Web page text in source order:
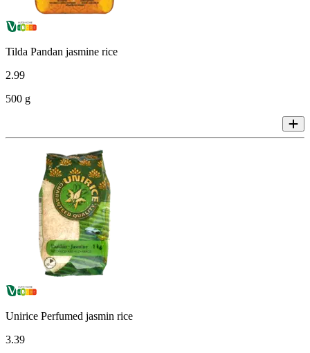
Tilda Pandan jasmine rice
2.99
500 g
Unirice Perfumed jasmin rice
3.39